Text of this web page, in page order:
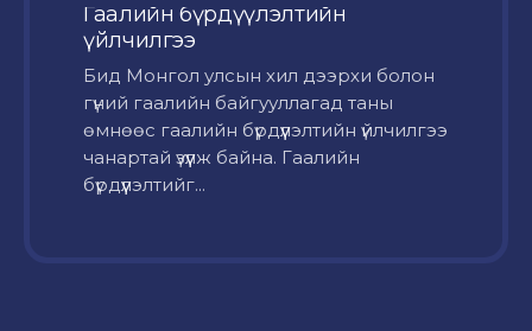
Гаалийн бүрдүүлэлтийн
үйлчилгээ
Бид Монгол улсын хил дээрхи болон
гүний гаалийн байгууллагад таны
өмнөөс гаалийн бүрдүүлэлтийн үйлчилгээ
чанартай үзүүлж байна. Гаалийн
бүрдүүлэлтийг...